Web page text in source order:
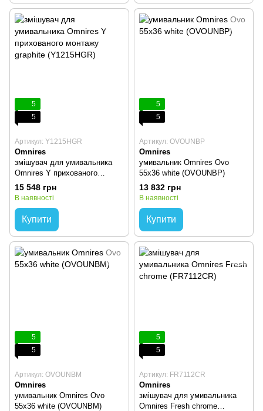
5
5
Артикул: Y1215HGR
Omnires
змішувач для умивальника
Omnires Y прихованого
монтажу graphite (Y1215HGR)
15 548 грн
В наявності
Купити
5
5
Артикул: OVOUNBP
Omnires
умивальник Omnires Ovo
55x36 white (OVOUNBP)
13 832 грн
В наявності
Купити
5
5
Артикул: OVOUNBM
Omnires
умивальник Omnires Ovo
55x36 white (OVOUNBM)
5
5
Артикул: FR7112CR
Omnires
змішувач для умивальника
Omnires Fresh chrome